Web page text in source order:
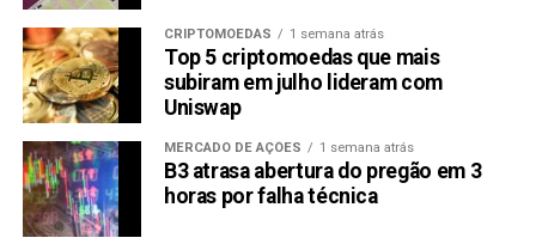
de compra de qualquer criptomoeda
manter os interessados em criptomoedas informados
sobre os desenvolvimentos recentes.
Compartilhar:
Copy
Link
WhatsApp
Twitter
Facebook
Reddit
Email
CRIPTOMOEDAS 1 semana atrás
Top 5 criptomoedas que mais
subiram em julho lideram com
Uniswap
MERCADO DE AÇÕES 1 semana atrás
B3 atrasa abertura do pregão em 3
horas por falha técnica